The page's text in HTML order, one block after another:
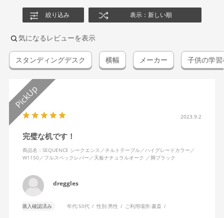
絞り込み 表示：新しい順
気になるレビューを表示
スタンディングデスク 横幅 メーカー 子供の学
2023.9.2
完璧な机です！
商品名：SEQUENCE シークエンス／チルトテーブル／ハイグレードカラー／
W1150／フルスペックレバー／天板ナチュラルオーク ／脚ブラック
dreggles
購入確認済み 年代:50代 性別:男性 ご利用場所:書斎